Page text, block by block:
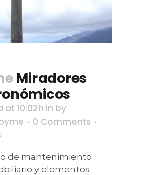
Miradores
at 10:02h in by
0 Comments
de mantenimiento
y elementos